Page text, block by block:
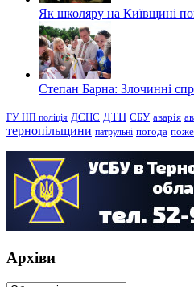
Як школяру на Київщині
Степан Барна: Злочинні
ГУ НП поліція ДСНС ДТП СБУ аварія
тернопільщини патрульні погода
Архіви